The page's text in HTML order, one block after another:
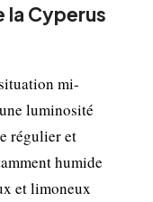
la Cyperus
mi-
luminosité
régulier et
humide
et limoneux